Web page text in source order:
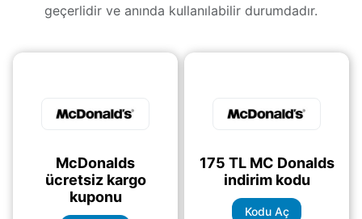
geçerlidir ve anında kullanılabilir durumdadır.
McDonalds
ücretsiz kargo
kuponu
175 TL MC Donalds
indirim kodu
Kodu Aç